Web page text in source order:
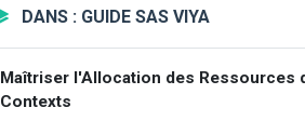
DANS : GUIDE SAS VIYA
Maîtriser l'Allocation des Ressources
Contexts